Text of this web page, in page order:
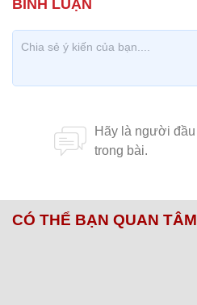
CÓ THỂ BẠN QUAN TÂM